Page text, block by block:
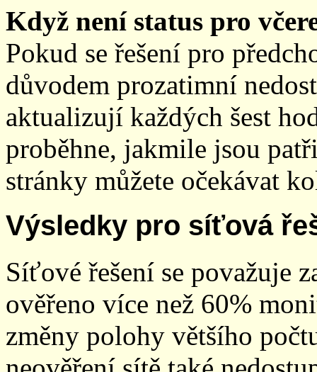
Když není status pro
Pokud se řešení pro
důvodem prozatimní
aktualizují každých šest
proběhne, jakmile jsou
stránky můžete očekávat
Výsledky pro síťová
Síťové řešení se považuje
ověřeno více než 60%
změny polohy většího